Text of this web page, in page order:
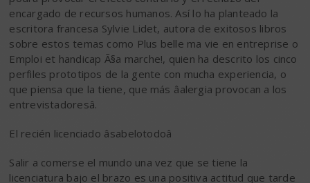
encargado de recursos humanos. Así lo ha planteado la
escritora francesa Sylvie Lidet, autora de exitosos libros
sobre estos temas como Plus belle ma vie en entreprise o
Emploi et handicap Ã§a marche!, quien ha descrito los cinco
perfiles prototipos de la gente con mucha experiencia, o
que piensa que la tiene, que más âalergia provocan a los
entrevistadoresâ.
El recién licenciado âsabelotodoâ
Salir a comerse el mundo una vez que se tiene la
licenciatura bajo el brazo es una positiva actitud que tarde